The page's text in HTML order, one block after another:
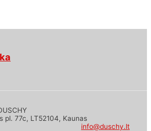
pl. 77c, LT52104, Kaunas
info@duschy.lt